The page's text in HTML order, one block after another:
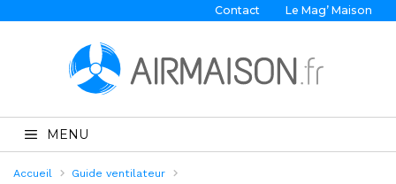
Contact Le Mag’ Maison
MENU
Accueil
Guide ventilateur